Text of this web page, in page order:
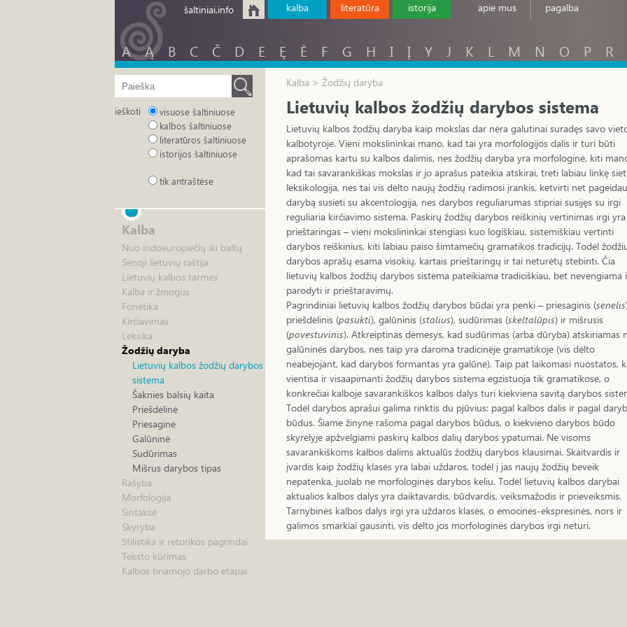
šaltiniai.info kalba literatūra istorija apie mus pagalba
A Ą B C Č D E Ę Ė F G H I Į Y J K L M N O P R
ieškoti
visuose šaltiniuose
kalbos šaltiniuose
literatūros šaltiniuose
istorijos šaltiniuose
tik antraštėse
Kalba
Nuo indoeuropiečių iki baltų
Senoji lietuvių raštija
Lietuvių kalbos tarmės
Kalba ir žmogus
Fonetika
Kirčiavimas
Leksika
Žodžių daryba
Lietuvių kalbos žodžių darybos
sistema
Šaknies balsių kaita
Priešdėlinė
Priesaginė
Galūninė
Sudūrimas
Mišrus darybos tipas
Rašyba
Morfologija
Sintaksė
Skyryba
Stilistika ir retorikos pagrindai
Teksto kūrimas
Kalbos tiriamojo darbo etapai
Kalba > Žodžių daryba
Lietuvių kalbos žodžių darybos sistema
Lietuvių kalbos žodžių daryba kaip mokslas dar nėra galutinai suradęs savo
kalbotyroje. Vieni mokslininkai mano, kad tai yra morfologijos dalis ir turi būti
aprašomas kartu su kalbos dalimis, nes žodžių daryba yra morfologinė, kiti
kad tai savarankiškas mokslas ir jo aprašus pateikia atskirai, treti labiau linkę
leksikologija, nes tai vis dėlto naujų žodžių radimosi įrankis, ketvirti net
darybą susieti su akcentologija, nes darybos reguliarumas stipriai susijęs su irgi
reguliaria kirčiavimo sistema. Paskirų žodžių darybos reiškinių vertinimas irgi yra
prieštaringas – vieni mokslininkai stengiasi kuo logiškiau, sistemiškiau vertinti
darybos reiškinius, kiti labiau paiso šimtamečių gramatikos tradicijų. Todėl
darybos aprašų esama visokių, kartais prieštaringų ir tai neturėtų stebinti. Čia
lietuvių kalbos žodžių darybos sistema pateikiama tradiciškiau, bet nevengiama
parodyti ir prieštaravimų.
Pagrindiniai lietuvių kalbos žodžių darybos būdai yra penki – priesaginis (senelis
priešdėlinis (pasukti), galūninis (stalius), sudūrimas (skeltalūpis) ir mišrusis
(povestuvinis). Atkreiptinas dėmesys, kad sudūrimas (arba dūryba) atskiriamas
galūninės darybos, nes taip yra daroma tradicinėje gramatikoje (vis dėlto
neabejojant, kad darybos formantas yra galūnė). Taip pat laikomasi nuostatos,
vientisa ir visaapimanti žodžių darybos sistema egzistuoja tik gramatikose, o
konkrečiai kalboje savarankiškos kalbos dalys turi kiekviena savitą darybos
Todėl darybos aprašui galima rinktis du pjūvius: pagal kalbos dalis ir pagal
būdus. Šiame žinyne rašoma pagal darybos būdus, o kiekvieno darybos būdo
skyrelyje apžvelgiami paskirų kalbos dalių darybos ypatumai. Ne visoms
savarankiškoms kalbos dalims aktualūs žodžių darybos klausimai. Skaitvardis ir
įvardis kaip žodžių klasės yra labai uždaros, todėl į jas naujų žodžių beveik
nepatenka, juolab ne morfologinės darybos keliu. Todėl lietuvių kalbos darybai
aktualios kalbos dalys yra daiktavardis, būdvardis, veiksmažodis ir prieveiksmis.
Tarnybinės kalbos dalys irgi yra uždaros klasės, o emocinės-ekspresinės, nors ir
galimos smarkiai gausinti, vis dėlto jos morfologinės darybos irgi neturi.